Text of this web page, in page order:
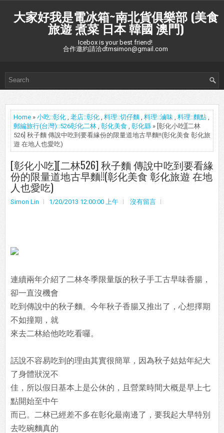
大家好我是電冰箱~南北貨俱樂部 (美食
旅遊 煮菜 日本 韓國 澳門)
Icebox is your best friend!
合作邀約請洽dtmsimon@gmail.com
Home » 小吃::彰化 , 老店::彰化 , 料理::切仔麵 , 料理::滷味 , 料理::麵點 ,
郵編旅行(台灣)::526彰化二林 , 彰化美食 , 彰化縣 » [彰化小吃][二林
526] 秋子麵 傳說中吃到要看緣份的限量道地古早麵!!(彰化美食 彰化旅
遊 在地人也愛吃)
[彰化小吃][二林526] 秋子麵 傳說中吃到要看緣
份的限量道地古早麵!!(彰化美食 彰化旅遊 在地
人也愛吃)
Simon Lin 1/20/2013 12:00:00 上午 沒有留言
連續兩年介紹了二林冬季限量版的秋子手工古早味香腸，
卻一直沒機會
吃到傳說中的秋子麵。今年秋子香腸又推出了，心想擇期
不如撞期，就
來去二林給他吃吃看囉。
話說不容易吃到的理由其實很簡單，因為秋子姑姑年紀大
了身體狀況不
佳，所以假日基本上是公休的，且營業時間大概是早上七
點開始至中午
而已。二林已經差不多在彰化最南邊了，要我起大早特別
去吃碗麵真的